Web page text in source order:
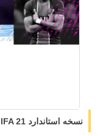
نسخه استاندارد FIFA 21